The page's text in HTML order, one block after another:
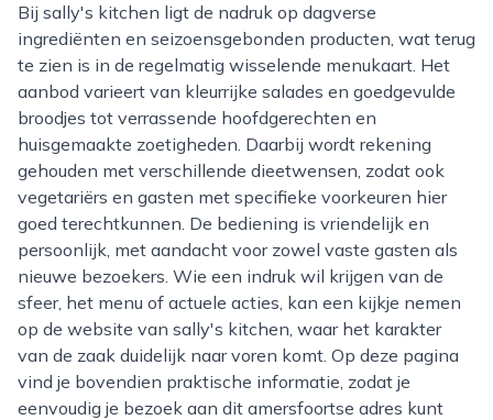
Bij sally's kitchen ligt de nadruk op dagverse
ingrediënten en seizoensgebonden producten, wat terug
te zien is in de regelmatig wisselende menukaart. Het
aanbod varieert van kleurrijke salades en goedgevulde
broodjes tot verrassende hoofdgerechten en
huisgemaakte zoetigheden. Daarbij wordt rekening
gehouden met verschillende dieetwensen, zodat ook
vegetariërs en gasten met specifieke voorkeuren hier
goed terechtkunnen. De bediening is vriendelijk en
persoonlijk, met aandacht voor zowel vaste gasten als
nieuwe bezoekers. Wie een indruk wil krijgen van de
sfeer, het menu of actuele acties, kan een kijkje nemen
op de website van sally's kitchen, waar het karakter
van de zaak duidelijk naar voren komt. Op deze pagina
vind je bovendien praktische informatie, zodat je
eenvoudig je bezoek aan dit amersfoortse adres kunt